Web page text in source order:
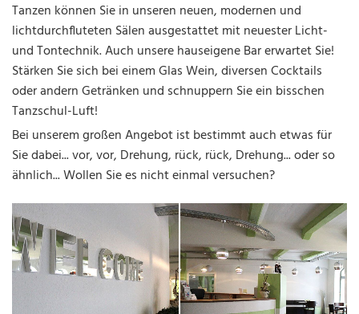
Tanzen können Sie in unseren neuen, modernen und
lichtdurchfluteten Sälen ausgestattet mit neuester Licht-
und Tontechnik. Auch unsere hauseigene Bar erwartet Sie!
Stärken Sie sich bei einem Glas Wein, diversen Cocktails
oder andern Getränken und schnuppern Sie ein bisschen
Tanzschul-Luft!
Bei unserem großen Angebot ist bestimmt auch etwas für
Sie dabei... vor, vor, Drehung, rück, rück, Drehung... oder so
ähnlich... Wollen Sie es nicht einmal versuchen?